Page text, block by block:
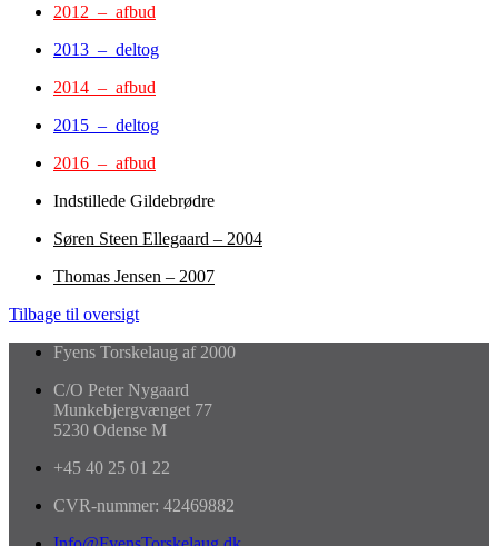
2012 – afbud
2013 – deltog
2014 – afbud
2015 – deltog
2016 – afbud
Indstillede Gildebrødre
Søren Steen Ellegaard – 2004
Thomas Jensen – 2007
Tilbage til oversigt
Fyens Torskelaug af 2000
C/O Peter Nygaard
Munkebjergvænget 77
5230 Odense M
+45 40 25 01 22
CVR-nummer: 42469882